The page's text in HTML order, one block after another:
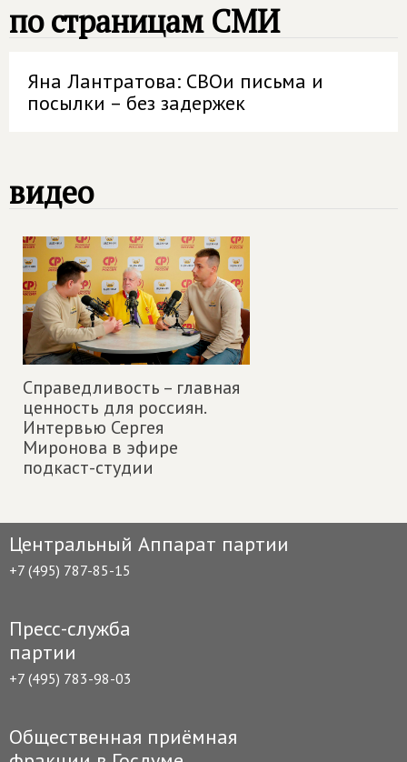
по страницам СМИ
Яна Лантратова: СВОи письма и
посылки – без задержек
видео
Справедливость – главная
ценность для россиян.
Интервью Сергея
Миронова в эфире
подкаст-студии
Центральный Аппарат партии
+7 (495) 787-85-15
Пресс-служба
партии
+7 (495) 783-98-03
Общественная приёмная